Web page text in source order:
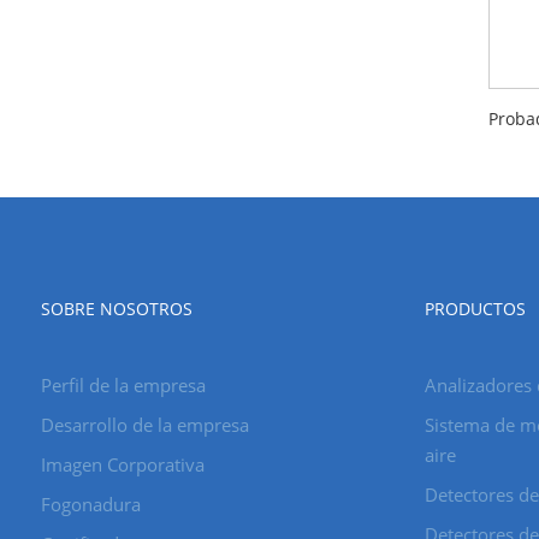
SOBRE NOSOTROS
Perfil de la empresa
Desarrollo de la empresa
Imagen Corporativa
Fogonadura
PRODUCTOS
Analizadores
Sistema de
aire
Detectores
Detectores